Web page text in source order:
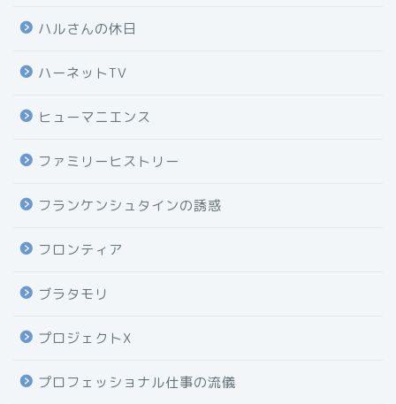
ハルさんの休日
ハーネットTV
ヒューマニエンス
ファミリーヒストリー
フランケンシュタインの誘惑
フロンティア
ブラタモリ
プロジェクトX
プロフェッショナル仕事の流儀